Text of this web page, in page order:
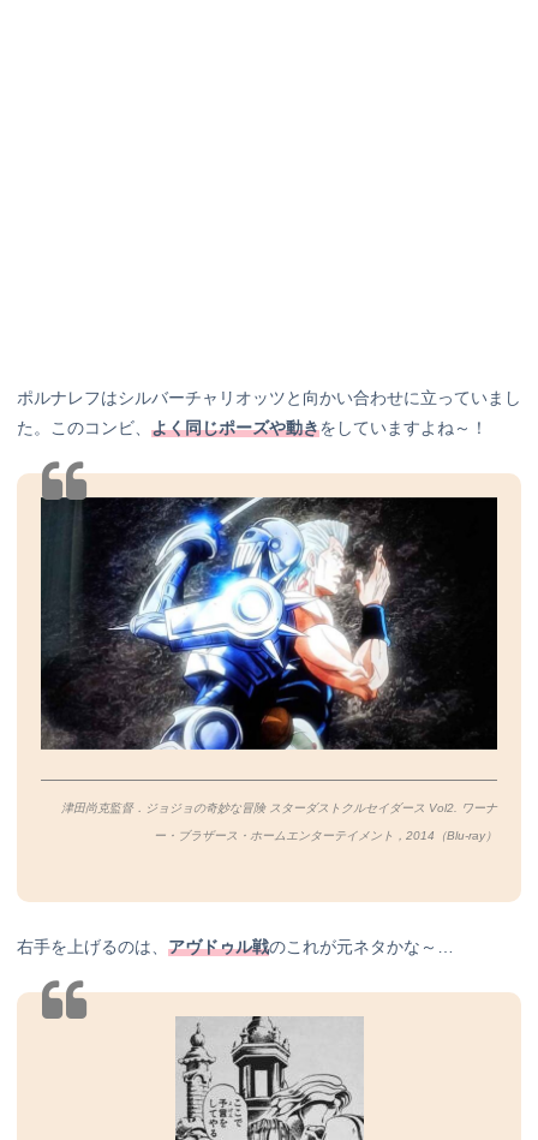
ポルナレフはシルバーチャリオッツと向かい合わせに立っていまし
た。このコンビ、 よく同じポーズや動きをしていますよね～！
津田尚克監督．ジョジョの奇妙な冒険 スターダストクルセイダース Vol2. ワーナ
ー・ブラザース・ホームエンターテイメント，2014（Blu-ray）
右手を上げるのは、 アヴドゥル戦のこれが元ネタかな～…